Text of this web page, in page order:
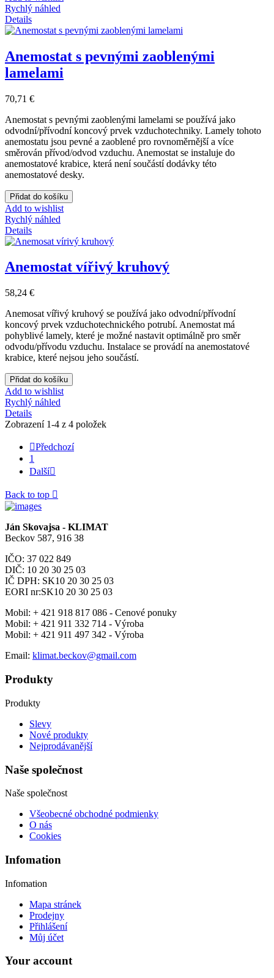
Rychlý náhled
Details
Anemostat s pevnými zaoblenými
lamelami
70,71 €
Anemostat s pevnými zaoblenými lamelami se používá jako
odvodní/přívodní koncový prvek vzduchotechniky. Lamely tohoto
anemostatu jsou pevné a zaoblené pro rovnoměrnější a více
směrován přívod/odvod vzduchu. Anemostat se instaluje do
anemostatové krabice, která není součástí dodávky této
anemostatové desky.
Přidat do košíku
Add to wishlist
Rychlý náhled
Details
Anemostat vířivý kruhový
58,24 €
Anemosat vířivý kruhový se používá jako odvodní/přívodní
koncový prvek vzduchotechnického potrubí. Anemostat má
pohyblivé lamely, které je možné nastavit optimálně pro směr
odvodu/přívodu vzduchu. Instalace se provádí na anemostatové
krabice, které nejsou jeho součástí.
Přidat do košíku
Add to wishlist
Rychlý náhled
Details
Zobrazení 1-4 z 4 položek
Předchozí
1
Další
Back to top 
Ján Skovajsa - KLIMAT
Beckov 587, 916 38
IČO: 37 022 849
DIČ: 10 20 30 25 03
IČ DPH: SK10 20 30 25 03
EORI nr:SK10 20 30 25 03
Mobil: + 421 918 817 086 - Cenové ponuky
Mobil: + 421 911 332 714 - Výroba
Mobil: + 421 911 497 342 - Výroba
Email: klimat.beckov@gmail.com
Produkty
Produkty
Slevy
Nové produkty
Nejprodávanější
Naše společnost
Naše společnost
Všeobecné obchodné podmienky
O nás
Cookies
Infomation
Infomation
Mapa stránek
Prodejny
Přihlášení
Můj účet
Your account